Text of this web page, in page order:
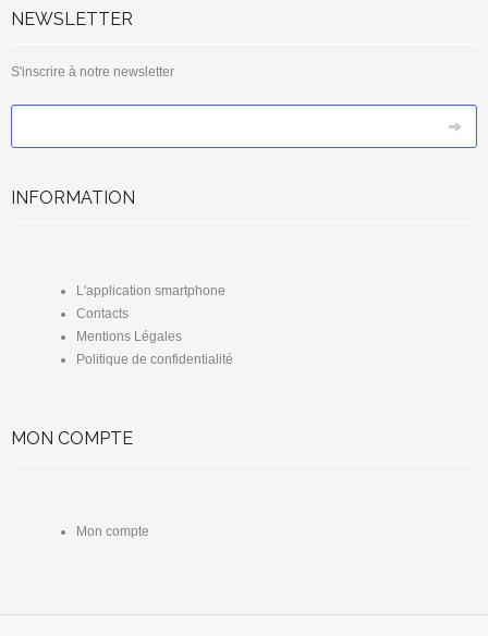
NEWSLETTER
S'inscrire à notre newsletter
INFORMATION
L'application smartphone
Contacts
Mentions Légales
Politique de confidentialité
MON COMPTE
Mon compte